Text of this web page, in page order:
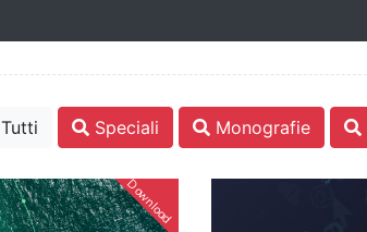
Tutti Speciali Monografie
Download